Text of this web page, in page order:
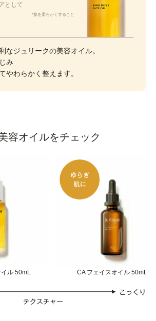
として
*肌を柔らかくすること
なジュリークの美容オイル。
み
やわらかく整えます。
容オイルをチェック
ル 50mL CA フェイスオイル 50mL